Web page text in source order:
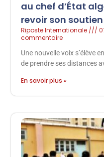
au chef d’État
revoir son
Riposte Internationale
commentaire
Une nouvelle voix s’élève
de prendre ses distances
En savoir plus »